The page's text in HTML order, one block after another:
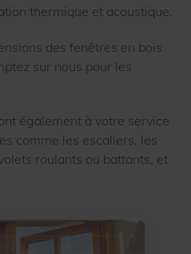
thermique et acoustique.
des fenêtres en bois
sur nous pour les
également à votre service
comme les escaliers, les
roulants ou battants, et